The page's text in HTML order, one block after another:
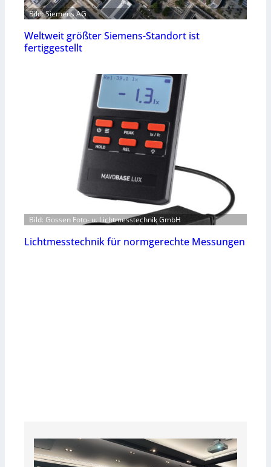
Bild: Siemens AG
Weltweit größter Siemens-Standort ist
fertiggestellt
Bild: Gossen Foto- u. Lichtmesstechnik GmbH
Lichtmesstechnik für normgerechte Messungen